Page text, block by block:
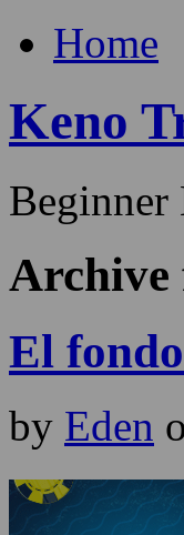
Home
Keno
Beginner
Archive
El
by Eden